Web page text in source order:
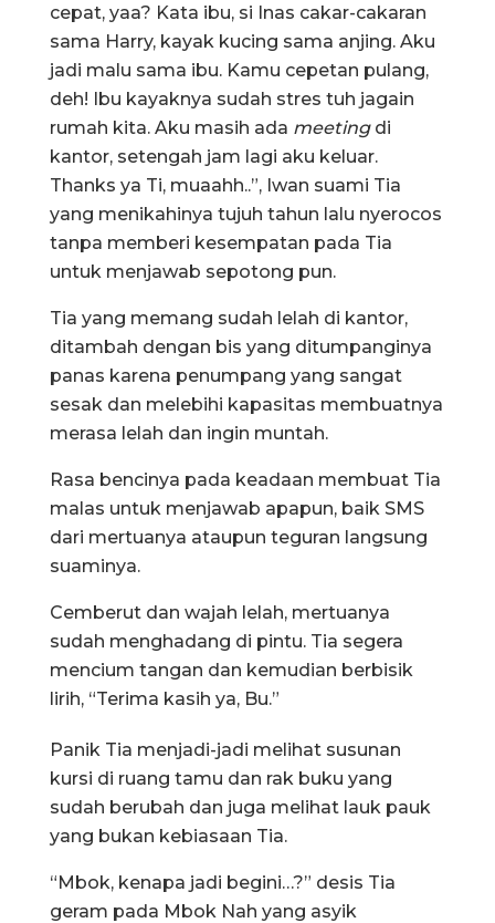
cepat, yaa? Kata ibu, si Inas cakar-cakaran
sama Harry, kayak kucing sama anjing. Aku
jadi malu sama ibu. Kamu cepetan pulang,
deh! Ibu kayaknya sudah stres tuh jagain
rumah kita. Aku masih ada meetingdi
kantor, setengah jam lagi aku keluar.
Thanks ya Ti, muaahh..”, Iwan suami Tia
yang menikahinya tujuh tahun lalu nyerocos
tanpa memberi kesempatan pada Tia
untuk menjawab sepotong pun.
Tia yang memang sudah lelah di kantor,
ditambah dengan bis yang ditumpanginya
panas karena penumpang yang sangat
sesak dan melebihi kapasitas membuatnya
merasa lelah dan ingin muntah.
Rasa bencinya pada keadaan membuat Tia
malas untuk menjawab apapun, baik SMS
dari mertuanya ataupun teguran langsung
suaminya.
Cemberut dan wajah lelah, mertuanya
sudah menghadang di pintu. Tia segera
mencium tangan dan kemudian berbisik
lirih, “Terima kasih ya, Bu.”
Panik Tia menjadi-jadi melihat susunan
kursi di ruang tamu dan rak buku yang
sudah berubah dan juga melihat lauk pauk
yang bukan kebiasaan Tia.
“Mbok, kenapa jadi begini…?” desis Tia
geram pada Mbok Nah yang asyik